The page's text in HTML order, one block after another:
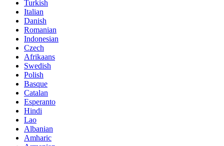
Turkish
Italian
Danish
Romanian
Indonesian
Czech
Afrikaans
Swedish
Polish
Basque
Catalan
Esperanto
Hindi
Lao
Albanian
Amharic